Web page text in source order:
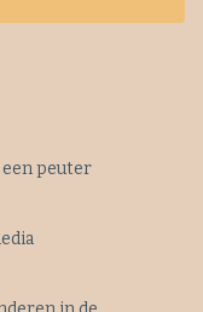
een peuter